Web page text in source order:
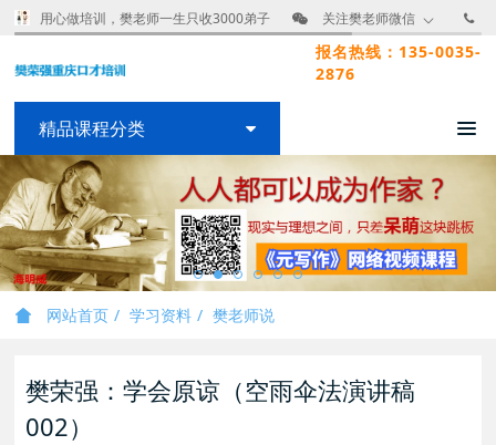
用心做培训，樊老师一生只收3000弟子 关注樊老师微信
报名热线：135-0035-
2876
精品课程分类
网站首页 学习资料 樊老师说
樊荣强：学会原谅（空雨伞法演讲稿
002）